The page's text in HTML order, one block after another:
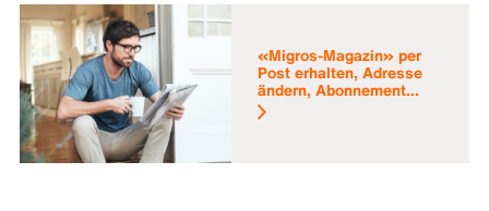
«Migros-Magazin» per
Post erhalten, Adresse
ändern, Abonnement...